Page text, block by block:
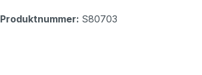
Produktnummer: S80703